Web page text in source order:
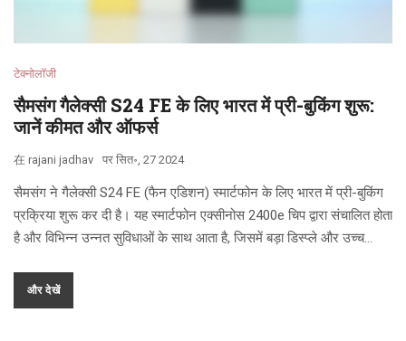
टेक्नोलॉजी
सैमसंग गैलेक्सी S24 FE के लिए भारत में प्री-बुकिंग शुरू:
जानें कीमत और ऑफर्स
在 rajani jadhav पर सित॰, 27 2024
सैमसंग ने गैलेक्सी S24 FE (फैन एडिशन) स्मार्टफोन के लिए भारत में प्री-बुकिंग
प्रक्रिया शुरू कर दी है। यह स्मार्टफोन एक्सीनोस 2400e चिप द्वारा संचालित होता
है और विभिन्न उन्नत सुविधाओं के साथ आता है, जिसमें बड़ा डिस्प्ले और उच्च
और देखें